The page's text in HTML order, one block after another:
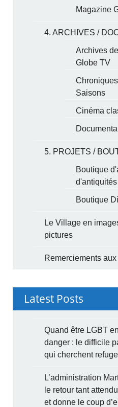
Magazine
4. ARCHIVES /
Archives
Globe TV
Saisons
Cinéma
5. PROJETS /
Boutique
d'antiquités
Boutique
Le Village en
pictures
Remerciements
Latest Posts
Quand être LGBT
danger : le difficile
qui cherchent refuge
L’administration
le retour tant
et donne le coup